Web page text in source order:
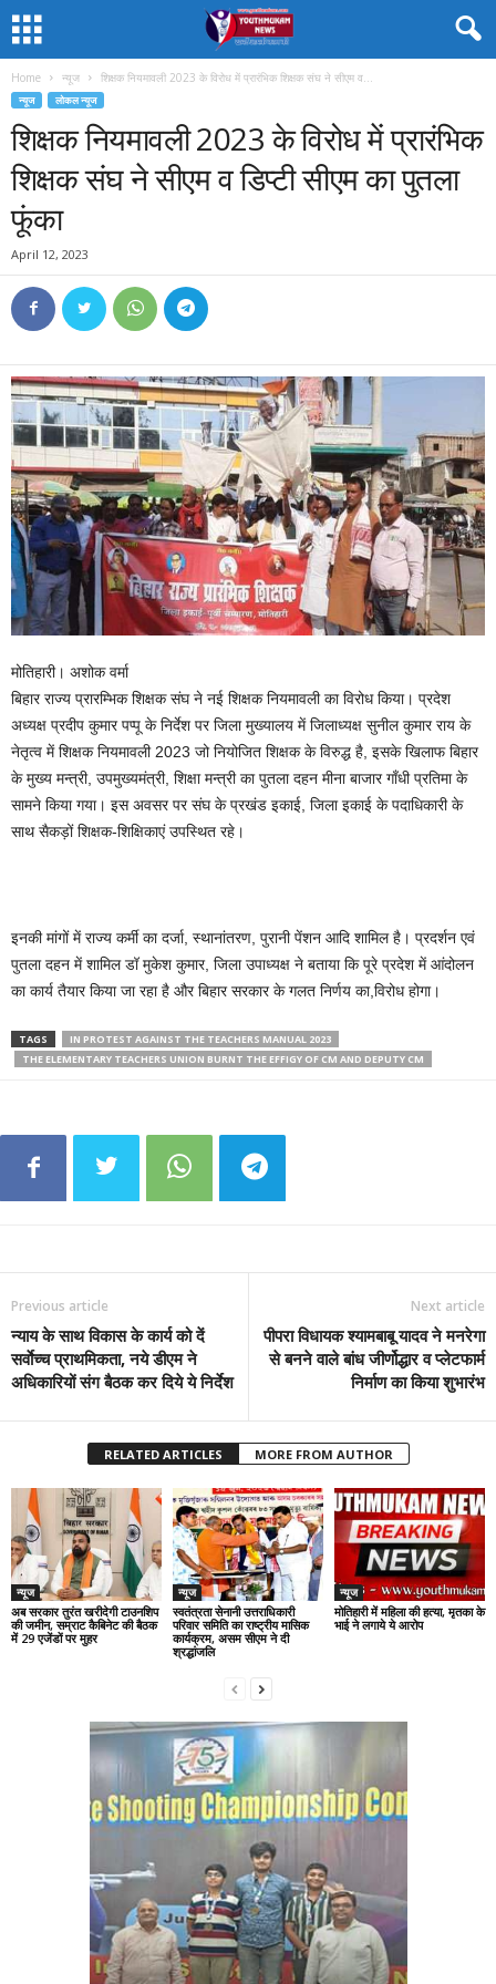
Home न्यूज शिक्षक नियमावली 2023 के विरोध में प्रारंभिक शिक्षक संघ ने सीएम व...
न्यूज लोकल न्यूज
शिक्षक नियमावली 2023 के विरोध में प्रारंभिक
शिक्षक संघ ने सीएम व डिप्टी सीएम का पुतला
फूंका
April 12, 2023
मोतिहारी। अशोक वर्मा
बिहार राज्य प्रारम्भिक शिक्षक संघ ने नई शिक्षक नियमावली का विरोध किया। प्रदेश
अध्यक्ष प्रदीप कुमार पप्पू के निर्देश पर जिला मुख्यालय में जिलाध्यक्ष सुनील कुमार राय के
नेतृत्व में शिक्षक नियमावली 2023 जो नियोजित शिक्षक के विरुद्ध है, इसके खिलाफ बिहार
के मुख्य मन्त्री, उपमुख्यमंत्री, शिक्षा मन्त्री का पुतला दहन मीना बाजार गाँधी प्रतिमा के
सामने किया गया। इस अवसर पर संघ के प्रखंड इकाई, जिला इकाई के पदाधिकारी के
साथ सैकड़ों शिक्षक-शिक्षिकाएं उपस्थित रहे।
इनकी मांगों में राज्य कर्मी का दर्जा, स्थानांतरण, पुरानी पेंशन आदि शामिल है। प्रदर्शन एवं
पुतला दहन में शामिल डॉ मुकेश कुमार, जिला उपाध्यक्ष ने बताया कि पूरे प्रदेश में आंदोलन
का कार्य तैयार किया जा रहा है और बिहार सरकार के गलत निर्णय का,विरोध होगा।
TAGS
IN PROTEST AGAINST THE TEACHERS MANUAL 2023
THE ELEMENTARY TEACHERS UNION BURNT THE EFFIGY OF CM AND DEPUTY CM
Previous article
न्याय के साथ विकास के कार्य को दें
सर्वाेच्च प्राथमिकता, नये डीएम ने
अधिकारियों संग बैठक कर दिये ये निर्देश
Next article
पीपरा विधायक श्यामबाबू यादव ने मनरेगा
से बनने वाले बांध जीर्णोद्धार व प्लेटफार्म
निर्माण का किया शुभारंभ
RELATED ARTICLES MORE FROM AUTHOR
न्यूज
अब सरकार तुरंत खरीदेगी टाउनशिप
की जमीन, सम्राट कैबिनेट की बैठक
में 29 एजेंडों पर मुहर
न्यूज
स्वतंत्रता सेनानी उत्तराधिकारी
परिवार समिति का राष्ट्रीय मासिक
कार्यक्रम, असम सीएम ने दी
श्रद्धांजलि
न्यूज
मोतिहारी में महिला की हत्या, मृतका के
भाई ने लगाये ये आरोप